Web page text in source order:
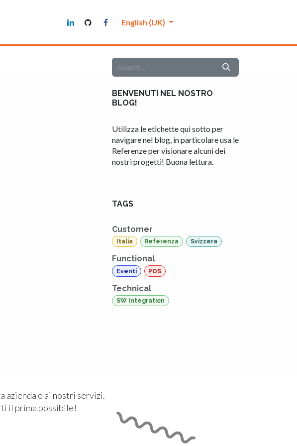
Manutenthor English (UK)
BENVENUTI NEL NOSTRO
BLOG!
Utilizza le etichette qui sotto per
navigare nel blog, in particolare usa le
Referenze per visionare alcuni dei
nostri progetti! Buona lettura.
TAGS
Customer
Italia Referenza Svizzera
Functional
Eventi POS
Technical
SW Integration
azienda o ai nostri servizi.
il prima possibile!